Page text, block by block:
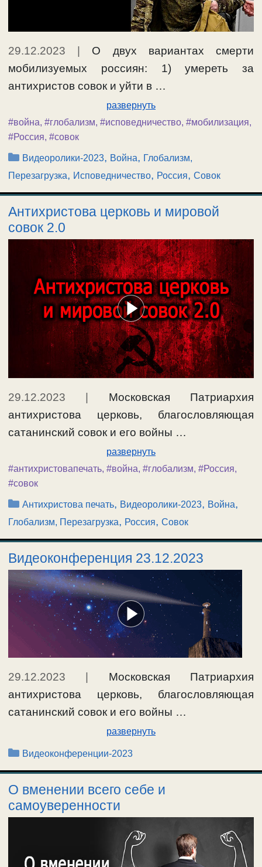
29.12.2023
О двух вариантах смерти
мобилизуемых россиян: 1) умереть за
антихристов совок и уйти в …
развернуть
#война, #глобализм, #исповедничество, #мобилизация,
#Россия, #совок
Рубрики
Видеоролики-2023, Война, Глобализм,
Перезагрузка, Исповедничество, Россия, Совок
Антихристова церковь и мировой
совок 2.0
29.12.2023
Московская Патриархия
антихристова церковь, благословляющая
сатанинский совок и его войны …
развернуть
#антихристовапечать, #война, #глобализм, #Россия,
#совок
Рубрики
Антихристова печать, Видеоролики-2023, Война,
Глобализм, Перезагрузка, Россия, Совок
Видеоконференция 23.12.2023
29.12.2023
Московская Патриархия
антихристова церковь, благословляющая
сатанинский совок и его войны …
развернуть
Рубрики
Видеоконференции-2023
О вменении всего себе и
самоуверенности